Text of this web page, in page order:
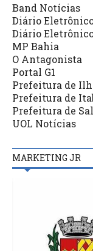
Band Notícias
Diário
Diário
MP Bahia
O Antagonista
Portal G1
Prefeitura de
Prefeitura de
Prefeitura de
UOL Notícias
MARKETING JR